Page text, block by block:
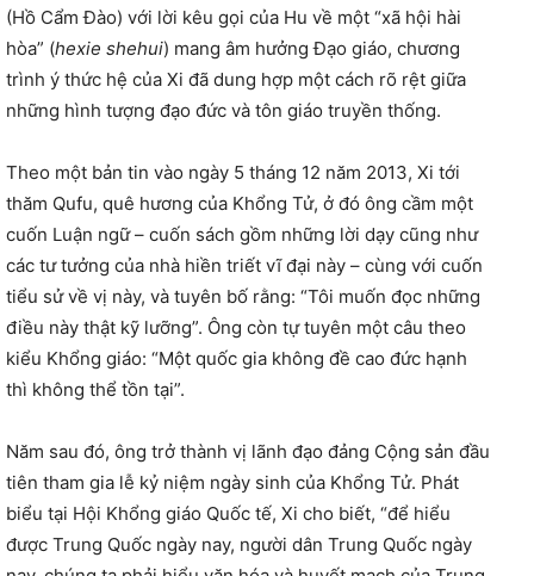
(Hồ Cẩm Đào) với lời kêu gọi của Hu về một “xã hội hài
hòa” (hexie shehui) mang âm hưởng Đạo giáo, chương
trình ý thức hệ của Xi đã dung hợp một cách rõ rệt giữa
những hình tượng đạo đức và tôn giáo truyền thống.
Theo một bản tin vào ngày 5 tháng 12 năm 2013, Xi tới
thăm Qufu, quê hương của Khổng Tử, ở đó ông cầm một
cuốn Luận ngữ – cuốn sách gồm những lời dạy cũng như
các tư tưởng của nhà hiền triết vĩ đại này – cùng với cuốn
tiểu sử về vị này, và tuyên bố rằng: “Tôi muốn đọc những
điều này thật kỹ lưỡng”. Ông còn tự tuyên một câu theo
kiểu Khổng giáo: “Một quốc gia không đề cao đức hạnh
thì không thể tồn tại”.
Năm sau đó, ông trở thành vị lãnh đạo đảng Cộng sản đầu
tiên tham gia lễ kỷ niệm ngày sinh của Khổng Tử. Phát
biểu tại Hội Khổng giáo Quốc tế, Xi cho biết, “để hiểu
được Trung Quốc ngày nay, người dân Trung Quốc ngày